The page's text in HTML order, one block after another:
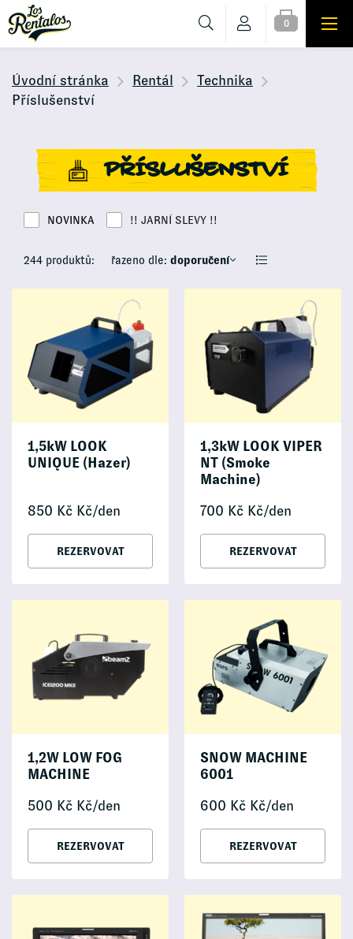
0
Úvodní stránka Rentál
Technika
Příslušenství
PŘÍSLUŠENSTVÍ
NOVINKA !! JARNÍ SLEVY !!
244 produktů: řazeno dle: doporučení
1,5kW LOOK
UNIQUE (Hazer)
850 Kč Kč/den
REZERVOVAT
1,3kW LOOK VIPER
NT (Smoke
Machine)
700 Kč Kč/den
REZERVOVAT
1,2W LOW FOG
MACHINE
500 Kč Kč/den
REZERVOVAT
SNOW MACHINE
6001
600 Kč Kč/den
REZERVOVAT